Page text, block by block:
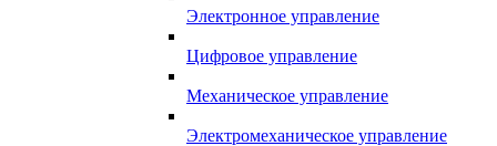
Электронное управление
Цифровое управление
Механическое управление
Электромеханическое управление